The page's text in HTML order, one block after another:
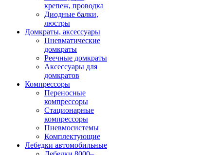
крепеж, проводка
Диодные балки,
люстры
Домкраты, аксессуары
Пневматические
домкраты
Реечные домкраты
Аксессуары для
домкратов
Компрессоры
Переносные
компрессоры
Стационарные
компрессоры
Пневмосистемы
Комплектующие
Лебедки автомобильные